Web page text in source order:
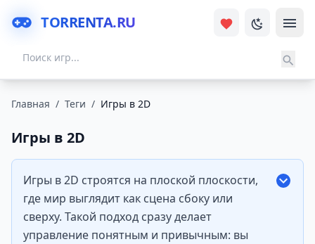
TORRENTA.RU
Главная / Теги / Игры в 2D
Игры в 2D
Игры в 2D строятся на плоской плоскости,
где мир выглядит как сцена сбоку или
сверху. Такой подход сразу делает
управление понятным и привычным: вы